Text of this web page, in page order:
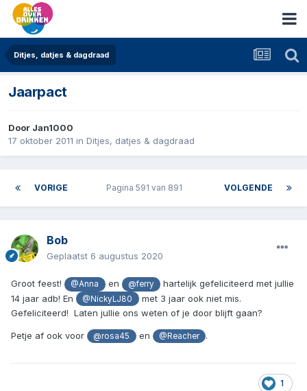
Ditjes, datjes & dagdraad
Jaarpact
Door Jan1000
17 oktober 2011 in Ditjes, datjes & dagdraad
VORIGE VOLGENDE
Pagina 591 van 891
Bob
Geplaatst 6 augustus 2020
Groot feest! @Anna en @ferry
hartelijk gefeliciteerd met jullie
14 jaar adb! En
@NickyLJ80
met 3 jaar ook niet mis.
Gefeliciteerd! Laten jullie ons weten of je door blijft gaan?
Petje af ook voor @rosa45 en @Reacher .
1